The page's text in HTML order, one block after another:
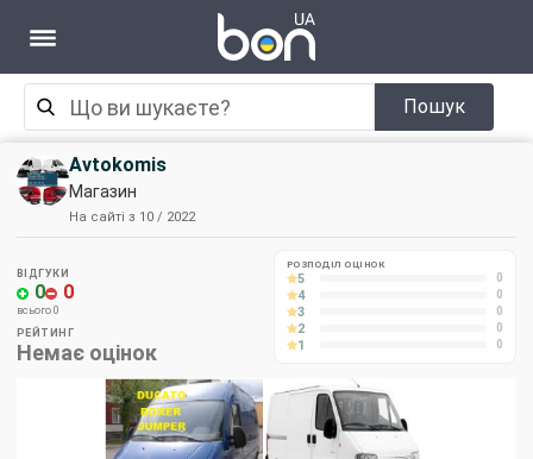
Пошук
Avtokomis
Магазин
На сайті з 10 / 2022
РЕЙТИНГ
Немає оцінок
ВІДГУКИ
0 0
всього 0
РОЗПОДІЛ ОЦІНОК
5 0
4 0
3 0
2 0
1 0